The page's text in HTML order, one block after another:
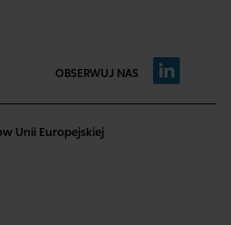
OBSERWUJ NAS
Unii Europejskiej